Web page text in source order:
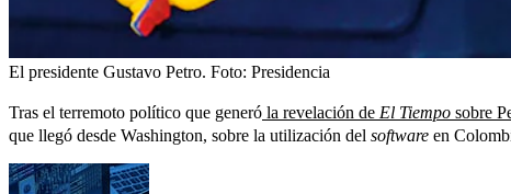
El presidente Gustavo Petro. Foto: Presidencia
Tras el terremoto político que generó la revelación de El Tiempo sobre
que llegó desde Washington, sobre la utilización del software en